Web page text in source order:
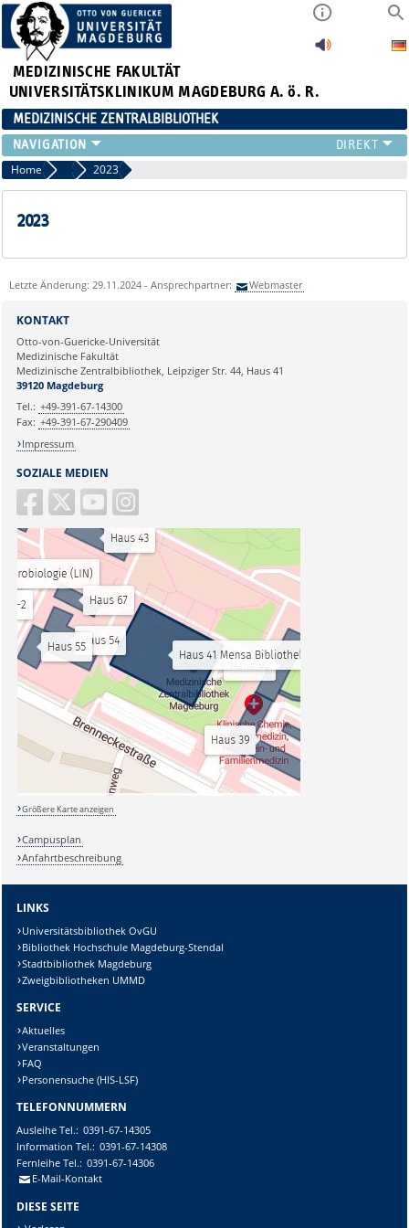
MEDIZINISCHE FAKULTÄT
UNIVERSITÄTSKLINIKUM MAGDEBURG A. ö. R.
MEDIZINISCHE ZENTRALBIBLIOTHEK
LITERATURSUCHE
SERVICE
INFORMATIONSKOMPETENZ
PUBLIZIEREN
NEU HIER?
Home Ausstellungen
2023
2023
Letzte Änderung: 29.11.2024 - Ansprechpartner: Webmaster
SOZIALE MEDIEN
KONTAKT
Otto-von-Guericke-Universität
Medizinische Fakultät
Medizinische Zentralbibliothek, Leipziger Str. 44, Haus 41
39120 Magdeburg
Tel.: +49-391-67-14300
Fax: +49-391-67-290409
Impressum
Größere Karte anzeigen
Campusplan
Anfahrtbeschreibung
LINKS
Universitätsbibliothek OvGU
Bibliothek Hochschule Magdeburg-Stendal
Stadtbibliothek Magdeburg
Zweigbibliotheken UMMD
SERVICE
Aktuelles
Veranstaltungen
FAQ
Personensuche (HIS-LSF)
TELEFONNUMMERN
AusleiheTel.: 0391-67-14305
Information Tel.: 0391-67-14308
FernleiheTel.: 0391-67-14306
E-Mail-Kontakt
DIESE SEITE